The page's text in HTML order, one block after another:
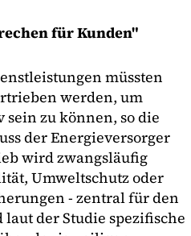
für Kunden"
müssten
werden, um
zu können, so die
der Energieversorger
wird zwangsläufig
Umweltschutz oder
- zentral für den
der Studie spezifische